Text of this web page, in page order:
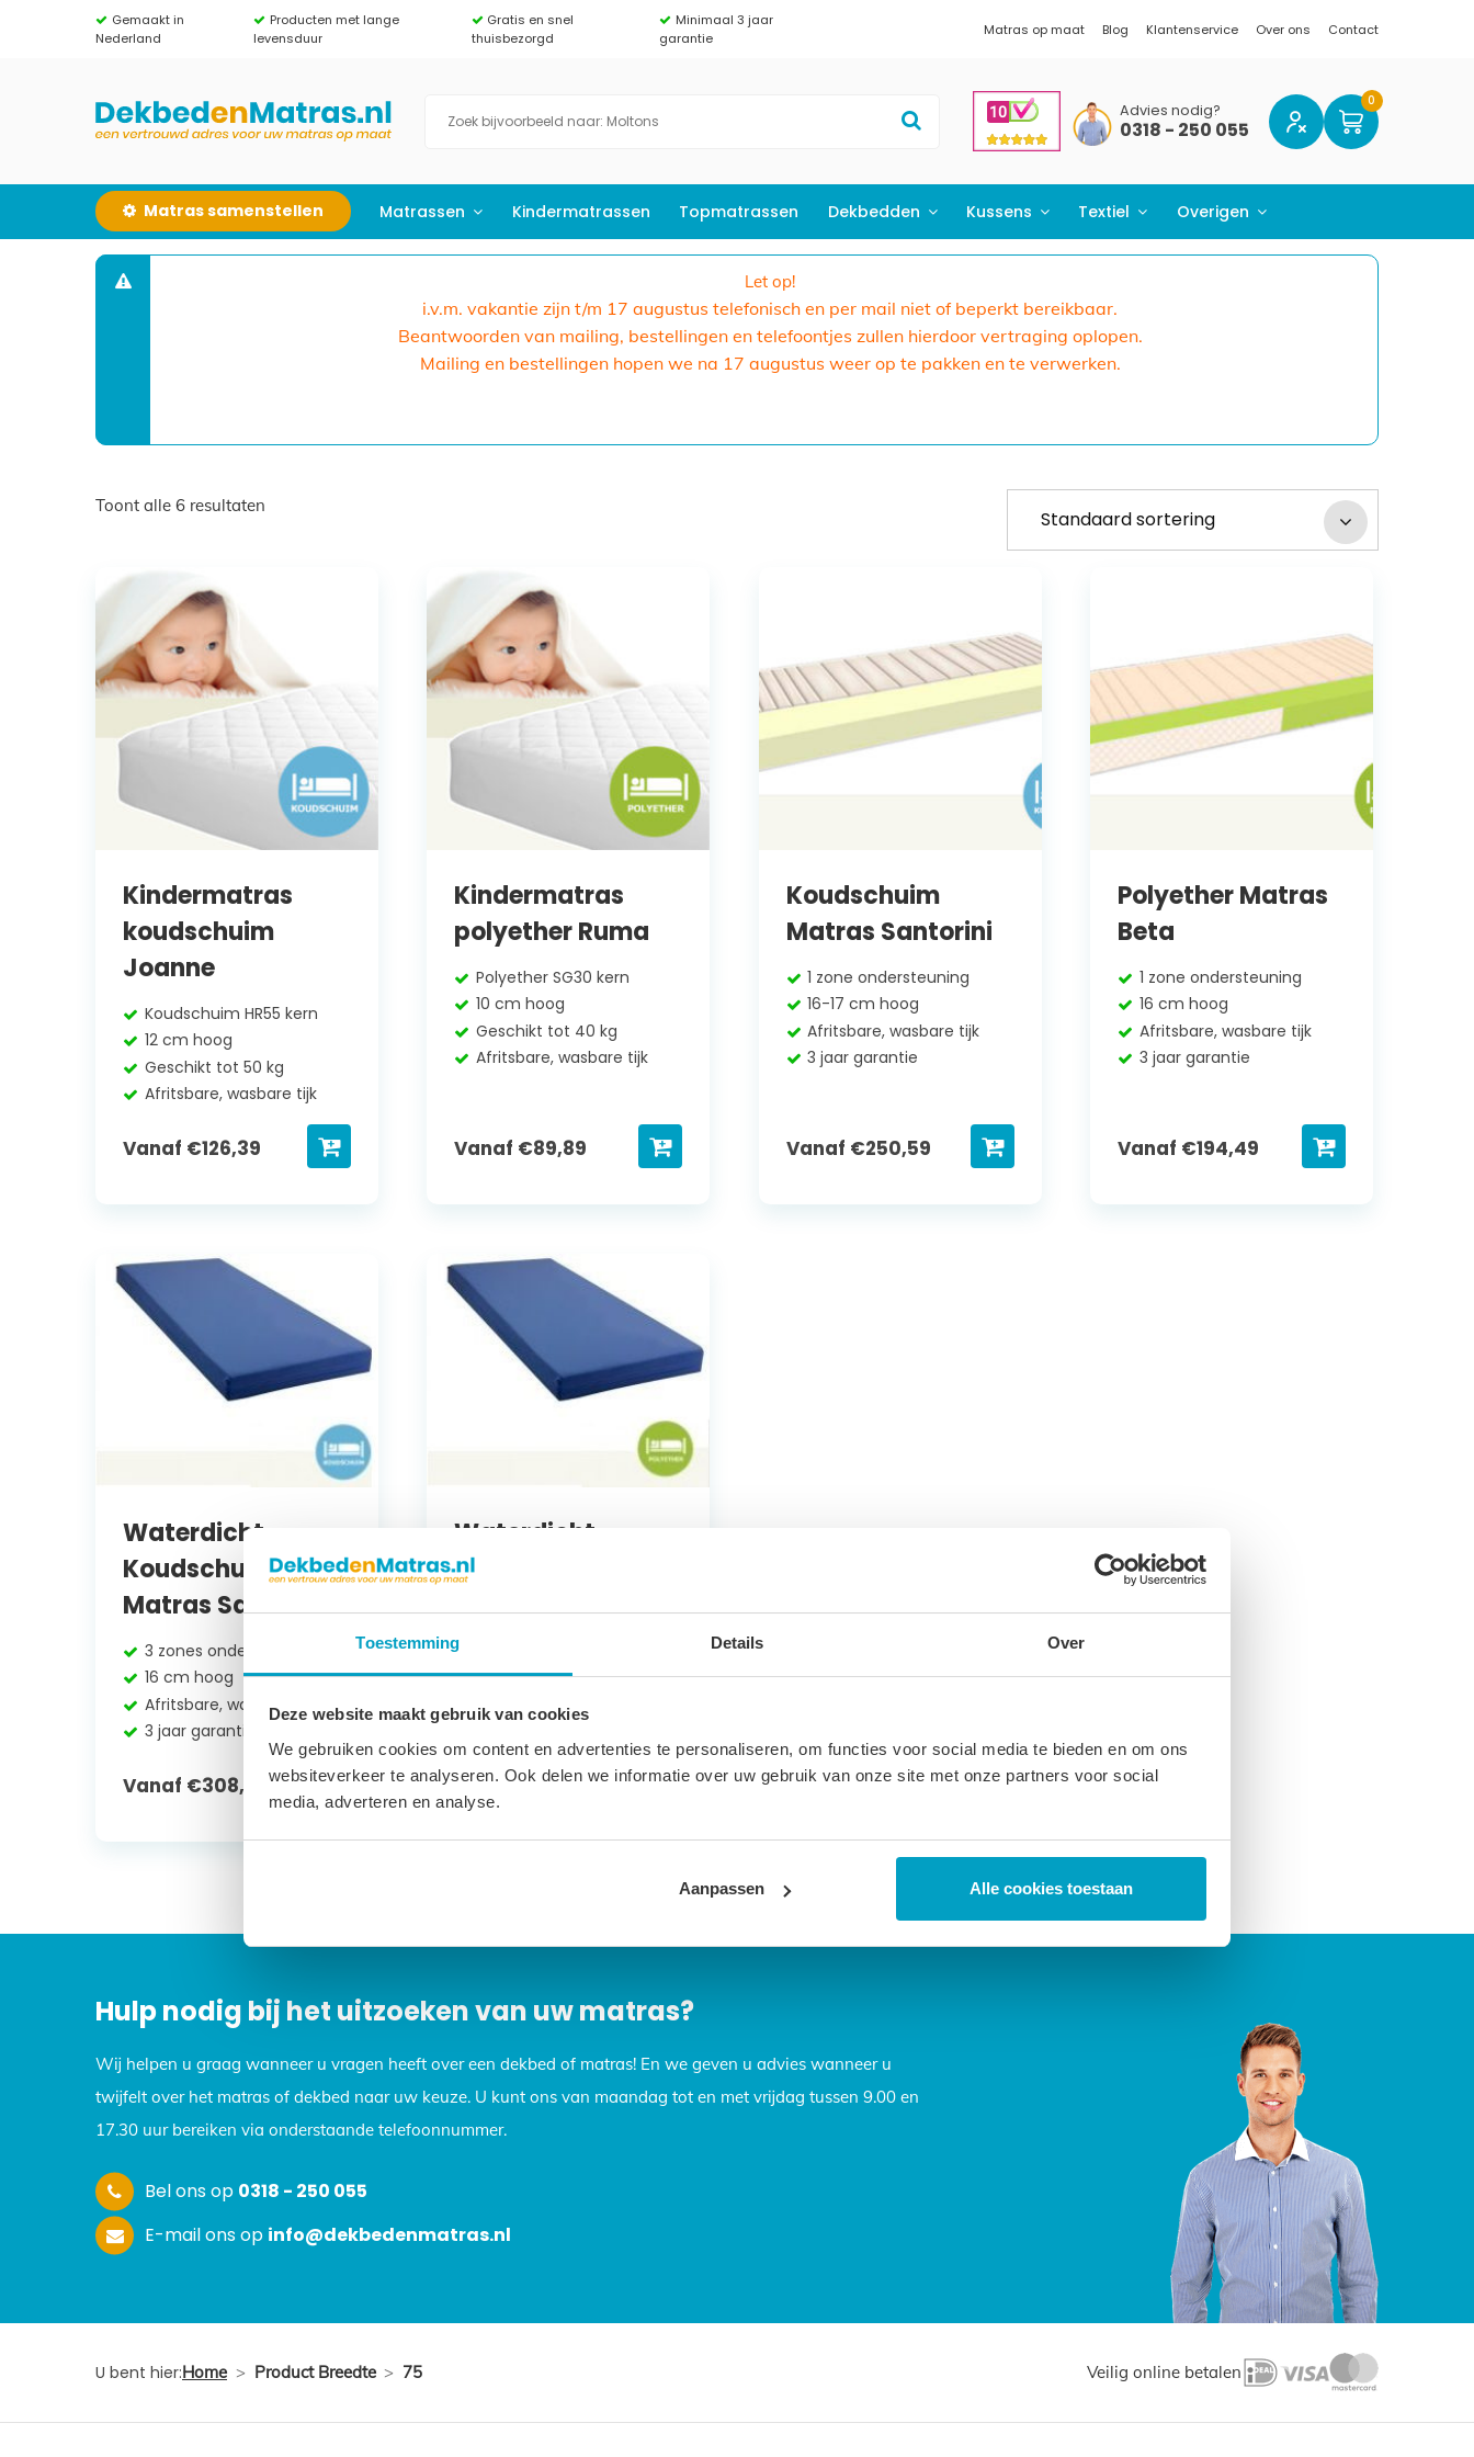
Toestemming Details Over
Deze website maakt gebruik van cookies
We gebruiken cookies om content en advertenties te personaliseren, om functies voor social media te bieden en om ons
websiteverkeer te analyseren. Ook delen we informatie over uw gebruik van onze site met onze partners voor social
media, adverteren en analyse.
Aanpassen Alle cookies toestaan
Gemaakt in
Nederland
Producten met lange
levensduur
Gratis en snel
thuisbezorgd
Minimaal 3 jaar
garantie
Matras op maat Blog Klantenservice Over ons Contact
Advies nodig?
0318 - 250 055
Matras samenstellen Matrassen Kindermatrassen Topmatrassen Dekbedden Kussens Textiel Overigen
Let op!
i.v.m. vakantie zijn t/m 17 augustus telefonisch en per mail niet of beperkt bereikbaar.
Beantwoorden van mailing, bestellingen en telefoontjes zullen hierdoor vertraging oplopen.
Mailing en bestellingen hopen we na 17 augustus weer op te pakken en te verwerken.
Toont alle 6 resultaten
Kindermatras
koudschuim
Joanne
Koudschuim HR55 kern
12 cm hoog
Geschikt tot 50 kg
Afritsbare, wasbare tijk
Vanaf €126,39
Kindermatras
polyether Ruma
Polyether SG30 kern
10 cm hoog
Geschikt tot 40 kg
Afritsbare, wasbare tijk
Vanaf €89,89
Koudschuim
Matras Santorini
1 zone ondersteuning
16-17 cm hoog
Afritsbare, wasbare tijk
3 jaar garantie
Vanaf €250,59
Polyether Matras
Beta
1 zone ondersteuning
16 cm hoog
Afritsbare, wasbare tijk
3 jaar garantie
Vanaf €194,49
Waterdicht
Koudschuim
Matras Santorini
3 zones ondersteuning
16 cm hoog
Afritsbare, waterdichte tijk
3 jaar garantie
Vanaf €308,12
Waterdicht
Polyether Matras
Beta
16 cm hoog
Afritsbare, waterdichte tijk
Vanaf€256,91
Hulp nodig bij het uitzoeken van uw matras?
Wij helpen u graag wanneer u vragen heeft over een dekbed of matras! En we geven u advies wanneer u
twijfelt over het matras of dekbed naar uw keuze. U kunt ons van maandag tot en met vrijdag tussen 9.00 en
17.30 uur bereiken via onderstaande telefoonnummer.
Bel ons op 0318 - 250 055
E-mail ons op info@dekbedenmatras.nl
U bent hier:Home > Product Breedte > 75 Veilig online betalen